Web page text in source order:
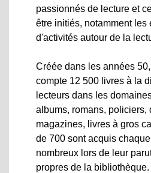
passionnés de lecture et
être initiés, notamment les
d'activités autour de la
Créée dans les années
compte 12 500 livres à la
lecteurs dans les
albums, romans, policiers,
magazines, livres à gros
de 700 sont acquis
nombreux lors de leur
propres de la bibliothèque.